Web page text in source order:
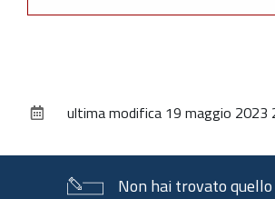
documentoultima modifica 19 maggio 2023
Non hai trovato quello